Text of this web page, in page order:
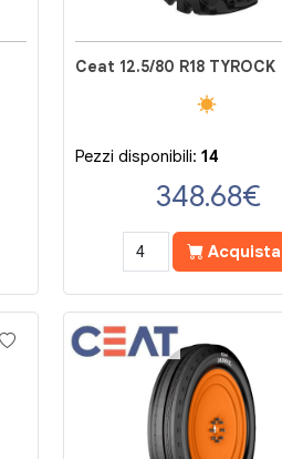
Ceat 12.5/80 R18 TYROCK
Pezzi disponibili:14
348.68€
Acquista